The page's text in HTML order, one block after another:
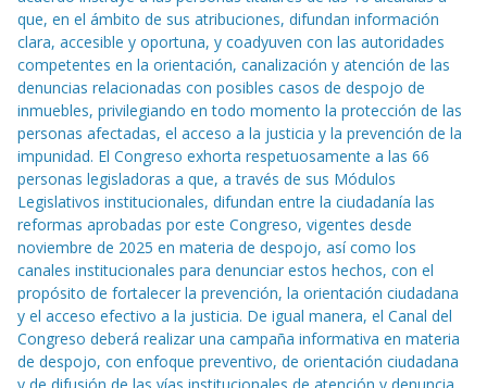
que, en el ámbito de sus atribuciones, difundan información
clara, accesible y oportuna, y coadyuven con las autoridades
competentes en la orientación, canalización y atención de las
denuncias relacionadas con posibles casos de despojo de
inmuebles, privilegiando en todo momento la protección de las
personas afectadas, el acceso a la justicia y la prevención de la
impunidad. El Congreso exhorta respetuosamente a las 66
personas legisladoras a que, a través de sus Módulos
Legislativos institucionales, difundan entre la ciudadanía las
reformas aprobadas por este Congreso, vigentes desde
noviembre de 2025 en materia de despojo, así como los
canales institucionales para denunciar estos hechos, con el
propósito de fortalecer la prevención, la orientación ciudadana
y el acceso efectivo a la justicia. De igual manera, el Canal del
Congreso deberá realizar una campaña informativa en materia
de despojo, con enfoque preventivo, de orientación ciudadana